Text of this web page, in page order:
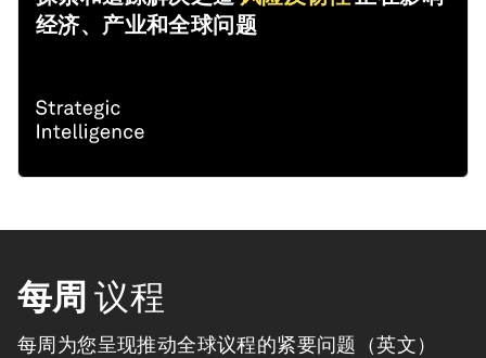
经济、产业和全球问题
每周 议程
每周为您呈现推动全球议程的紧要问题（英文）